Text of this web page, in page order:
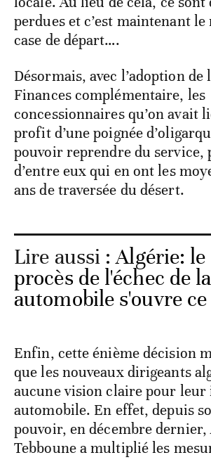
perdues et c’est maintenant
case de départ….
Désormais, avec l’adoption de
Finances complémentaire, les
concessionnaires qu’on avait
profit d’une poignée
pouvoir reprendre du service,
d’entre eux qui en ont les
ans de traversée du désert.
Lire aussi :Algérie: le
procès de l'échec de
automobile s'ouvre
Enfin, cette énième décision
que les nouveaux dirigeants
aucune vision claire pour
automobile. En effet, depuis
pouvoir, en décembre
Tebboune a multiplié les